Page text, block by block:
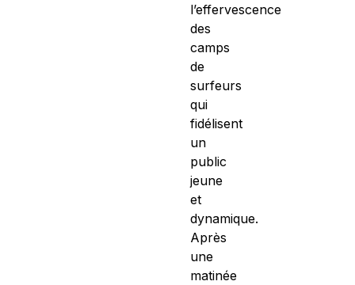
l’effervescence
des
camps
de
surfeurs
qui
fidélisent
un
public
jeune
et
dynamique.
Après
une
matinée